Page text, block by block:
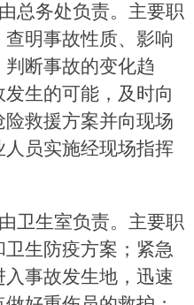
总务处负责。主要职
明事故性质、影响
断事故的变化趋
生的可能，及时向
救援方案并向现场
员实施经现场指挥
卫生室负责。主要职
生防疫方案；紧急
事故发生地，迅速